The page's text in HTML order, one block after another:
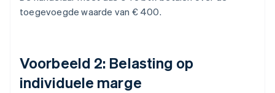
toegevoegde waarde van € 400.
Voorbeeld 2: Belasting op
individuele marge